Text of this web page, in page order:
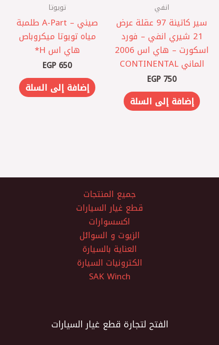
انفي
سير كاتينة 97 عقلة عرض
21 شيري انفي – فورد
اسكورت – هاي اس 2006
الماني CONTINENTAL
EGP 750
إضافة إلى السلة
تويوتا
صيني – A-Part طلمبة
مياه تويوتا ميكروباص
هاي اس H*
EGP 650
إضافة إلى السلة
جميع المنتجات
قطع غيار السيارات
اكسسوارات
الزيوت و السوائل
العناية بالسيارة
الكترونيات السيارة
SAK Winch
الفتح لتجارة قطع غيار السيارات